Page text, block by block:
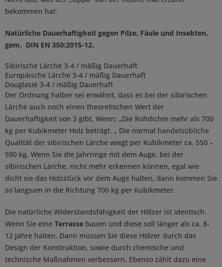
bekommen hat.
Natürliche Dauerhaftigkeit gegen Pilze, Fäule und Insekten,
gem. DIN EN 350:2015-12.
Sibirische Lärche 3-4 / mäßig Dauerhaft
Europäische Lärche 3-4 / mäßig Dauerhaft
Douglasie 3-4 / mäßig Dauerhaft
Der Ordnung halber sei erwähnt, dass es bei der sibirischen
Lärche auch noch einen theoretischen Wert der
Dauerhaftigkeit von 3 gibt. Wenn: „Die Rohdichte mehr als 700
kg per Kubikmeter Holz beträgt. „ Die normal handelsübliche
Qualität der sibirischen Lärche wiegt per Kubikmeter ca. 550 –
590 kg. Wenn Sie die Jahrringe mit dem Auge, bei der
sibirischen Lärche, nicht mehr erkennen können, egal wie
dicht sie das Holzstück vor dem Auge halten, dann kommen Sie
so langsam in die Richtung 700 kg per Kubikmeter.
Die natürliche Widerstandsfähigkeit der Hölzer ist identisch.
Wenn Sie eine Terrasse bauen und diese soll länger als ca. 8-
12 Jahre halten. Dann müssen Sie diese Hölzer durch das
Design der Konstruktion, sowie durch chemische und
technische Maßnahmen verbessern. Ebenso zählt dazu eine